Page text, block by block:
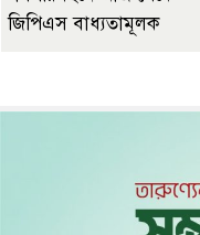
জিপিএস বাধ্যতামূলক